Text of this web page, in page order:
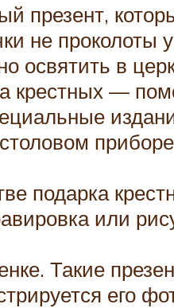
презент,
не проколоты
освятить в
крестных —
подарка
или
Такие
его